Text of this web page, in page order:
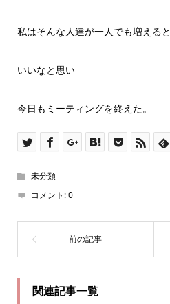
私はそんな人達が一人でも増えると
いいなと思い
今日もミーティングを終えた。
未分類
コメント:0
関連記事一覧